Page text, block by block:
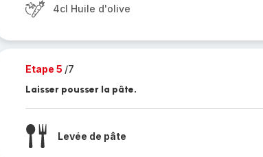
4cl Huile d'olive
Etape 5 /7
Laisser pousser la pâte.
Levée de pâte